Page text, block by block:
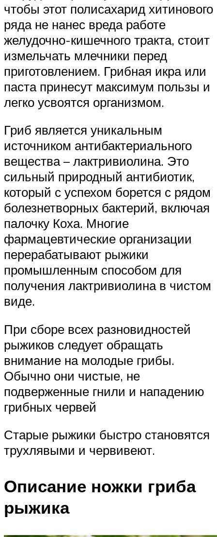
чтобы этот полисахарид хитинового
ряда не нанес вреда работе
желудочно-кишечного тракта, стоит
измельчать млечники перед
приготовлением. Грибная икра или
паста принесут максимум пользы и
легко усвоятся организмом.
Гриб является уникальным
источником антибактериального
вещества – лактривиолина. Это
сильный природный антибиотик,
который с успехом борется с рядом
болезнетворных бактерий, включая
палочку Коха. Многие
фармацевтические организации
перерабатывают рыжики
промышленным способом для
получения лактривиолина в чистом
виде.
При сборе всех разновидностей
рыжиков следует обращать
внимание на молодые грибы.
Обычно они чистые, не
подверженные гнили и нападению
грибных червей
Старые рыжики быстро становятся
трухлявыми и червивеют.
Описание ножки гриба
рыжика